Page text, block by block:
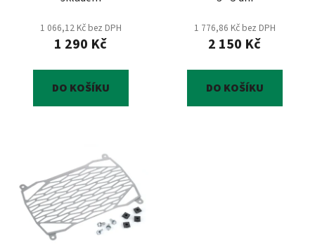
1 066,12 Kč bez DPH
1 290 Kč
DO KOŠÍKU
1 776,86 Kč bez DPH
2 150 Kč
DO KOŠÍKU